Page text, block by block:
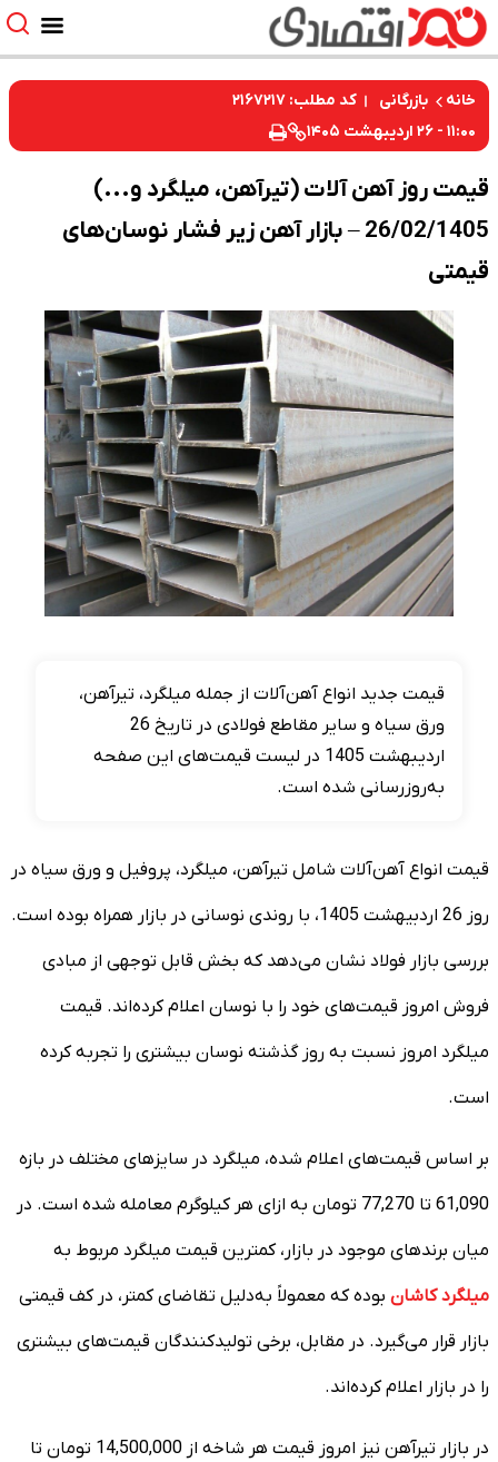
خانه بازرگانی
کد مطلب: ۲۱۶۷۲۱۷
۱۱:۰۰ - ۲۶ اردیبهشت ۱۴۰۵
قیمت روز آهن آلات (تیرآهن، میلگرد و...)
26/02/1405 – بازار آهن زیر فشار نوسان‌های
قیمتی
قیمت جدید انواع آهن‌آلات از جمله میلگرد، تیرآهن،
ورق سیاه و سایر مقاطع فولادی در تاریخ 26
اردیبهشت 1405 در لیست قیمت‌های این صفحه
به‌روزرسانی شده است.
قیمت انواع آهن‌آلات شامل تیرآهن، میلگرد، پروفیل و ورق سیاه در
روز 26 اردبیهشت 1405، با روندی نوسانی در بازار همراه بوده است.
بررسی بازار فولاد نشان می‌دهد که بخش قابل توجهی از مبادی
فروش امروز قیمت‌های خود را با نوسان اعلام کرده‌اند. قیمت
میلگرد امروز نسبت به روز گذشته نوسان بیشتری را تجربه کرده
است.
بر اساس قیمت‌های اعلام شده، میلگرد در سایزهای مختلف در بازه
61,090 تا 77,270 تومان به ازای هر کیلوگرم معامله شده است. در
میان برندهای موجود در بازار، کمترین قیمت میلگرد مربوط به
میلگرد کاشان بوده که معمولاً به‌دلیل تقاضای کمتر، در کف قیمتی
بازار قرار می‌گیرد. در مقابل، برخی تولیدکنندگان قیمت‌های بیشتری
را در بازار اعلام کرده‌اند.
در بازار تیرآهن نیز امروز قیمت هر شاخه از 14,500,000 تومان تا